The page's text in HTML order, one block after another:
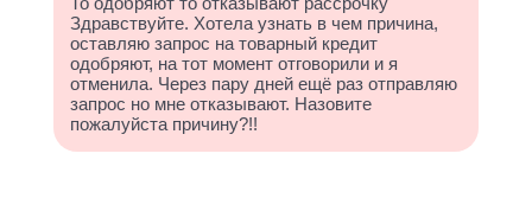
То одобряют то отказывают рассрочку
Здравствуйте. Хотела узнать в чем причина,
оставляю запрос на товарный кредит
одобряют, на тот момент отговорили и я
отменила. Через пару дней ещё раз отправляю
запрос но мне отказывают. Назовите
пожалуйста причину?!!